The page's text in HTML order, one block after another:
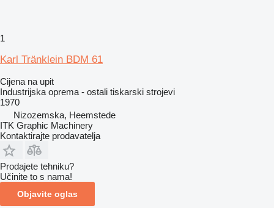
1
Karl Tränklein BDM 61
Cijena na upit
Industrijska oprema - ostali tiskarski strojevi
1970
Nizozemska, Heemstede
ITK Graphic Machinery
Kontaktirajte prodavatelja
Prodajete tehniku?
Učinite to s nama!
Objavite oglas